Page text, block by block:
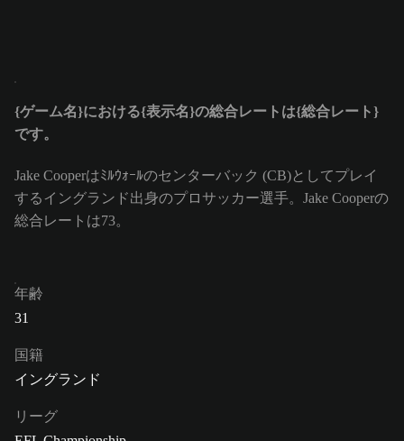
{ゲーム名}における{表示名}の総合レートは{総合レート}
です。
Jake Cooperはﾐﾙｳｫｰﾙのセンターバック (CB)としてプレイ
するイングランド出身のプロサッカー選手。Jake Cooperの
総合レートは73。
年齢
31
国籍
イングランド
リーグ